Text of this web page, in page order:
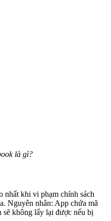
là gì?
nhất khi vi phạm chính sách
Nguyên nhân: App chứa mã
sẽ không lấy lại được nếu bị